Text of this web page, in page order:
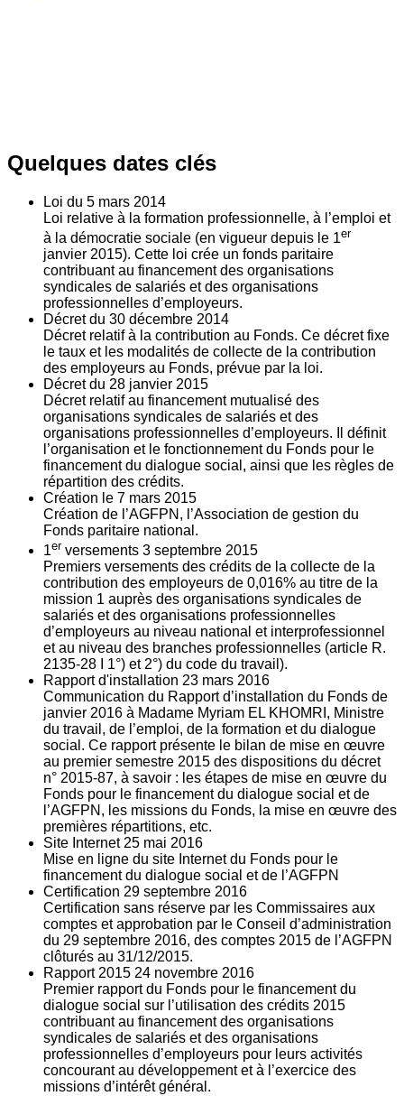
Quelques dates clés
Loi du 5 mars 2014
Loi relative à la formation professionnelle, à l’emploi et
à la démocratie sociale (en vigueur depuis le 1er
janvier 2015). Cette loi crée un fonds paritaire
contribuant au financement des organisations
syndicales de salariés et des organisations
professionnelles d’employeurs.
Décret du 30 décembre 2014
Décret relatif à la contribution au Fonds. Ce décret fixe
le taux et les modalités de collecte de la contribution
des employeurs au Fonds, prévue par la loi.
Décret du 28 janvier 2015
Décret relatif au financement mutualisé des
organisations syndicales de salariés et des
organisations professionnelles d’employeurs. Il définit
l’organisation et le fonctionnement du Fonds pour le
financement du dialogue social, ainsi que les règles de
répartition des crédits.
Création le 7 mars 2015
Création de l’AGFPN, l’Association de gestion du
Fonds paritaire national.
1er versements 3 septembre 2015
Premiers versements des crédits de la collecte de la
contribution des employeurs de 0,016% au titre de la
mission 1 auprès des organisations syndicales de
salariés et des organisations professionnelles
d’employeurs au niveau national et interprofessionnel
et au niveau des branches professionnelles (article R.
2135‐28 I 1°) et 2°) du code du travail).
Rapport d'installation 23 mars 2016
Communication du Rapport d’installation du Fonds de
janvier 2016 à Madame Myriam EL KHOMRI, Ministre
du travail, de l’emploi, de la formation et du dialogue
social. Ce rapport présente le bilan de mise en œuvre
au premier semestre 2015 des dispositions du décret
n° 2015-87, à savoir : les étapes de mise en œuvre du
Fonds pour le financement du dialogue social et de
l’AGFPN, les missions du Fonds, la mise en œuvre des
premières répartitions, etc.
Site Internet 25 mai 2016
Mise en ligne du site Internet du Fonds pour le
financement du dialogue social et de l’AGFPN
Certification 29 septembre 2016
Certification sans réserve par les Commissaires aux
comptes et approbation par le Conseil d’administration
du 29 septembre 2016, des comptes 2015 de l’AGFPN
clôturés au 31/12/2015.
Rapport 2015 24 novembre 2016
Premier rapport du Fonds pour le financement du
dialogue social sur l’utilisation des crédits 2015
contribuant au financement des organisations
syndicales de salariés et des organisations
professionnelles d’employeurs pour leurs activités
concourant au développement et à l’exercice des
missions d’intérêt général.